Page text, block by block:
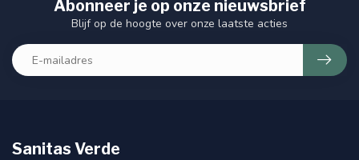
Abonneer je op onze nieuwsbrief
Blijf op de hoogte over onze laatste acties
Sanitas Verde